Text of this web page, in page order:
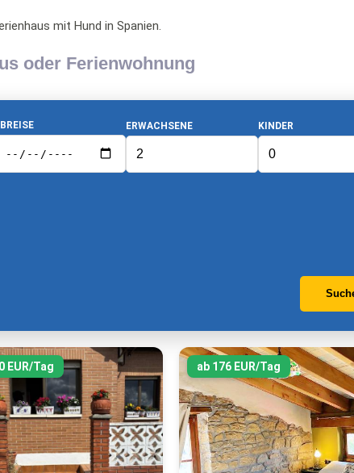
mit Hund in Spanien.
oder Ferienwohnung
ERWACHSENE KINDER
EUR/Tag ab 176 EUR/Tag